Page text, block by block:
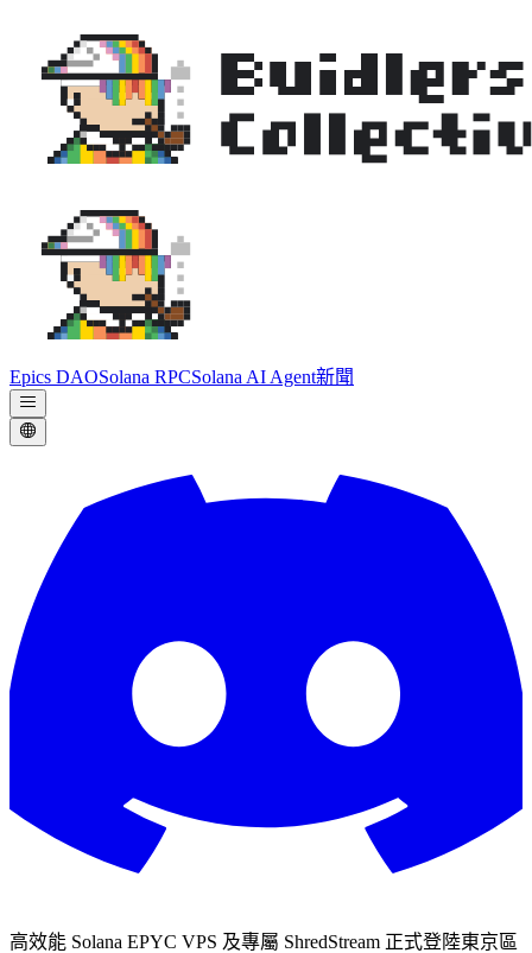
Epics DAOSolana RPCSolana AI Agent新聞
高效能 Solana EPYC VPS 及專屬 ShredStream 正式登陸東京區